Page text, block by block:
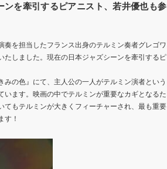
を牽引するピアニスト、若井優也も参
を担当したフランス出身のテルミン奏者グレゴワ
しました。現在の日本ジャズシーンを牽引するピ
の色』にて、主人公の一人がテルミン演者という
ます。映画の中でテルミンが重要なカギとなるた
もテルミンが大きくフィーチャーされ、最も重要
す！